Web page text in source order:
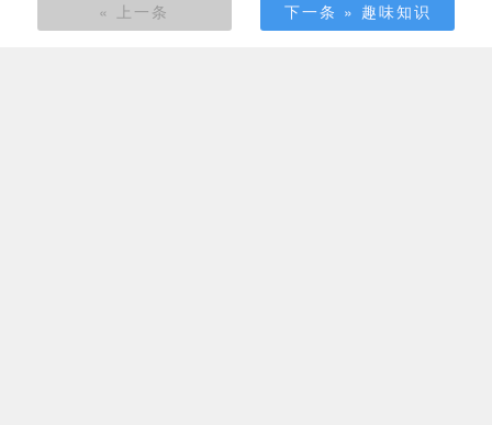
« 上一条 下一条 » 趣味知识